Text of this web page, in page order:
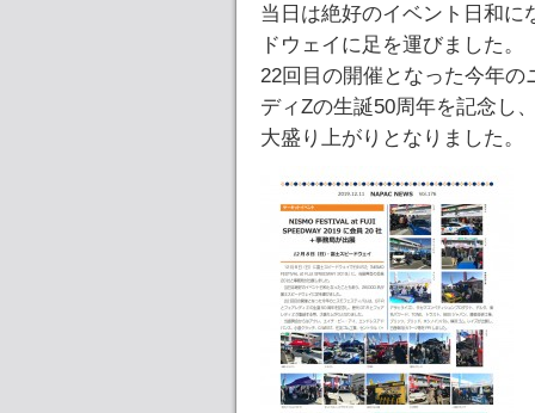
当日は絶好のイベント日和に
ドウェイに足を運びました。
22回目の開催となった今年
ディZの生誕50周年を記念し
大盛り上がりとなりました。